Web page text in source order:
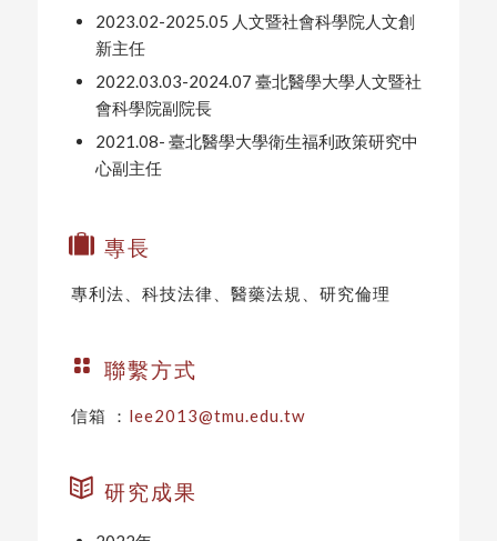
2023.02-2025.05 人文暨社會科學院人文創
新主任
2022.03.03-2024.07 臺北醫學大學人文暨社
會科學院副院長
2021.08- 臺北醫學大學衛生福利政策研究中
心副主任
專長
專利法、科技法律、醫藥法規、研究倫理
聯繫方式
信箱 ： lee2013@tmu.edu.tw
研究成果